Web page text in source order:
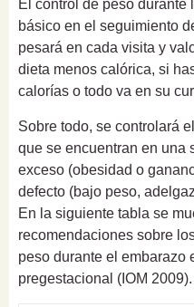
El control de peso durante
básico en el seguimiento
pesará en cada visita y
dieta menos calórica, si
calorías o todo va en su
Sobre todo, se controlará
que se encuentran en una
exceso (obesidad o
defecto (bajo peso,
En la siguiente tabla se
recomendaciones sobre
peso durante el embarazo
pregestacional (IOM 2009).